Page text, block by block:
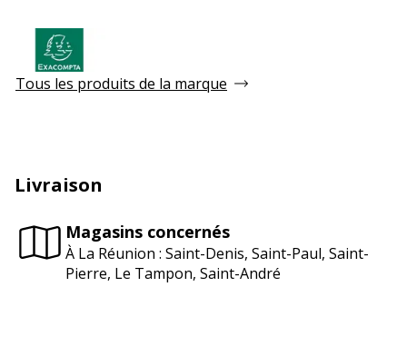
Tous les produits de la marque
Livraison
Magasins concernés
À La Réunion : Saint-Denis, Saint-Paul, Saint-
Pierre, Le Tampon, Saint-André